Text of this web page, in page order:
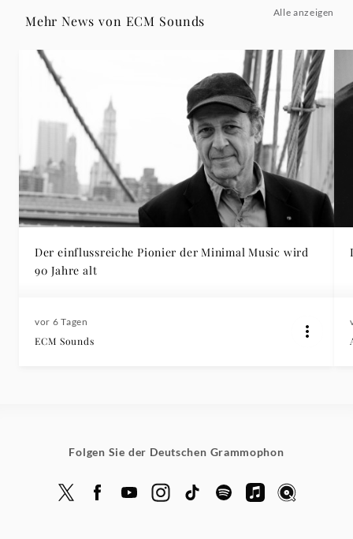
Mehr News von ECM Sounds
Alle anzeigen
Der einflussreiche Pionier der Minimal Music wird
90 Jahre alt
vor 6 Tagen
ECM Sounds
Folgen Sie der Deutschen Grammophon